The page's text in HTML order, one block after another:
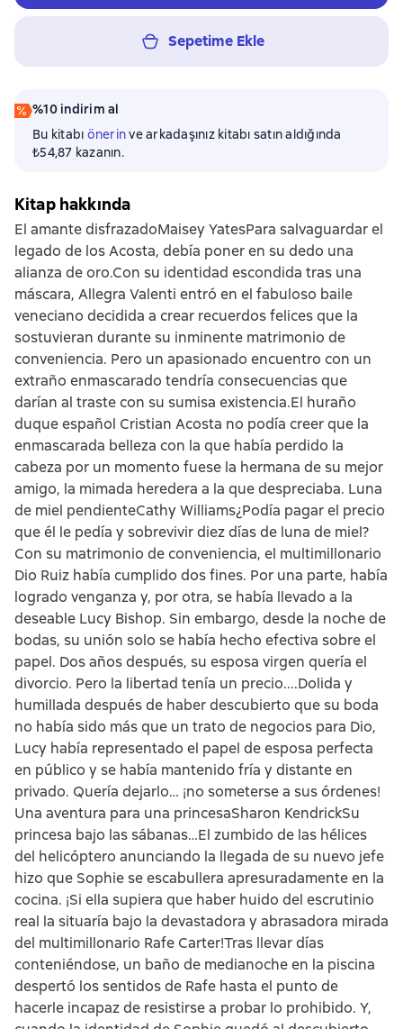
Sepetime Ekle
%10 indirim al
Bu kitabı önerinve arkadaşınız kitabı satın aldığında
₺54,87 kazanın.
Kitap hakkında
El amante disfrazadoMaisey YatesPara salvaguardar el
legado de los Acosta, debía poner en su dedo una
alianza de oro.Con su identidad escondida tras una
máscara, Allegra Valenti entró en el fabuloso baile
veneciano decidida a crear recuerdos felices que la
sostuvieran durante su inminente matrimonio de
conveniencia. Pero un apasionado encuentro con un
extraño enmascarado tendría consecuencias que
darían al traste con su sumisa existencia.El huraño
duque español Cristian Acosta no podía creer que la
enmascarada belleza con la que había perdido la
cabeza por un momento fuese la hermana de su mejor
amigo, la mimada heredera a la que despreciaba. Luna
de miel pendienteCathy Williams¿Podía pagar el precio
que él le pedía y sobrevivir diez días de luna de miel?
Con su matrimonio de conveniencia, el multimillonario
Dio Ruiz había cumplido dos fines. Por una parte, había
logrado venganza y, por otra, se había llevado a la
deseable Lucy Bishop. Sin embargo, desde la noche de
bodas, su unión solo se había hecho efectiva sobre el
papel. Dos años después, su esposa virgen quería el
divorcio. Pero la libertad tenía un precio....Dolida y
humillada después de haber descubierto que su boda
no había sido más que un trato de negocios para Dio,
Lucy había representado el papel de esposa perfecta
en público y se había mantenido fría y distante en
privado. Quería dejarlo… ¡no someterse a sus órdenes!
Una aventura para una princesaSharon KendrickSu
princesa bajo las sábanas…El zumbido de las hélices
del helicóptero anunciando la llegada de su nuevo jefe
hizo que Sophie se escabullera apresuradamente en la
cocina. ¡Si ella supiera que haber huido del escrutinio
real la situaría bajo la devastadora y abrasadora mirada
del multimillonario Rafe Carter!Tras llevar días
conteniéndose, un baño de medianoche en la piscina
despertó los sentidos de Rafe hasta el punto de
hacerle incapaz de resistirse a probar lo prohibido. Y,